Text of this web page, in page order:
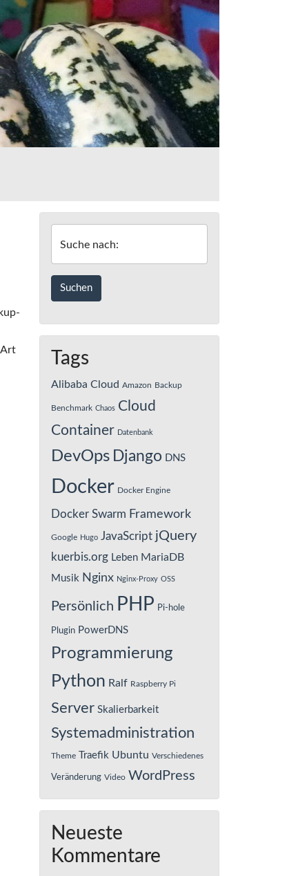
Art
Suche nach:
Tags
Alibaba Cloud Amazon Backup
Benchmark Chaos Cloud
Container Datenbank
DevOps Django DNS
Docker Docker Engine
Docker Swarm Framework
Google Hugo JavaScript jQuery
kuerbis.org Leben MariaDB
Musik Nginx Nginx-Proxy OSS
Persönlich PHP Pi-hole
Plugin PowerDNS
Programmierung
Python Ralf Raspberry Pi
Server Skalierbarkeit
Systemadministration
Theme Traefik Ubuntu Verschiedenes
Veränderung Video WordPress
Neueste
Kommentare